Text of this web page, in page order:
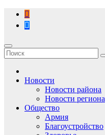
Перейти
содержимому
Новости
Новости района
Новости региона
Общество
Армия
Благоустройство